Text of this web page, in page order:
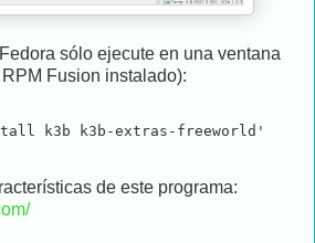
sólo ejecute en una ventana
Fusion instalado):
k3b k3b-extras-freeworld'
de este programa: